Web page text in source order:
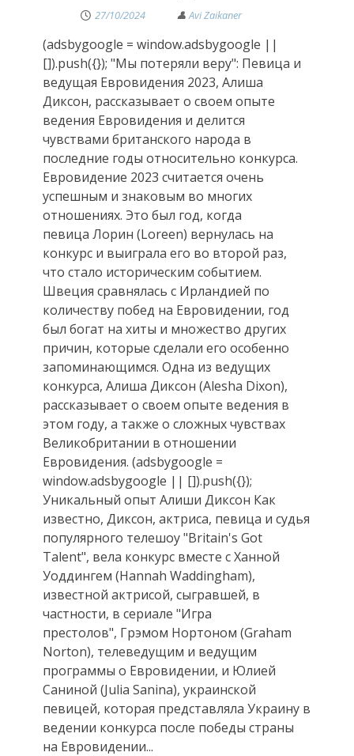
27/10/2024
(adsbygoogle = window.adsbygoogle ||
[]).push({}); "Мы потеряли веру": Певица и
ведущая Евровидения 2023, Алиша
Диксон, рассказывает о своем опыте
ведения Евровидения и делится
чувствами британского народа в
последние годы относительно конкурса.
Евровидение 2023 считается очень
успешным и знаковым во многих
отношениях. Это был год, когда
певица Лорин (Loreen) вернулась на
конкурс и выиграла его во второй раз,
что стало историческим событием.
Швеция сравнялась с Ирландией по
количеству побед на Евровидении, год
был богат на хиты и множество других
причин, которые сделали его особенно
запоминающимся. Одна из ведущих
конкурса, Алиша Диксон (Alesha Dixon),
рассказывает о своем опыте ведения в
этом году, а также о сложных чувствах
Великобритании в отношении
Евровидения. (adsbygoogle =
window.adsbygoogle || []).push({});
Уникальный опыт Алиши Диксон Как
известно, Диксон, актриса, певица и судья
популярного телешоу "Britain's Got
Talent", вела конкурс вместе с Ханной
Уоддингем (Hannah Waddingham),
известной актрисой, сыгравшей, в
частности, в сериале "Игра
престолов", Грэмом Нортоном (Graham
Norton), телеведущим и ведущим
программы о Евровидении, и Юлией
Саниной (Julia Sanina), украинской
певицей, которая представляла Украину в
ведении конкурса после победы страны
на Евровидении...